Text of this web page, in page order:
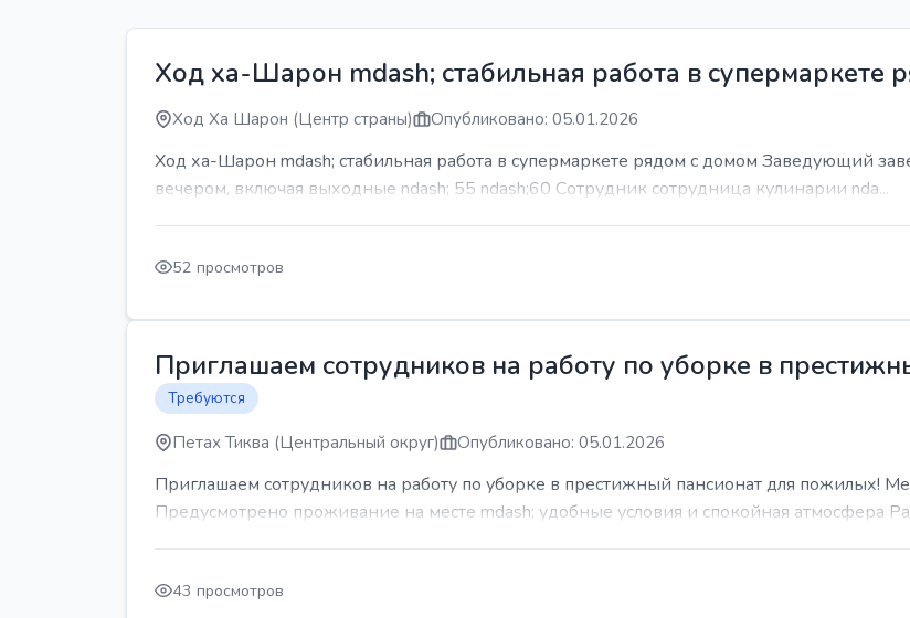
Ход ха-Шарон mdash; стабильная работа в супермаркете
Ход Ха Шарон (Центр страны) Опубликовано: 05.01.2026
Ход ха-Шарон mdash; стабильная работа в супермаркете рядом с домом Заведующий
вечером, включая выходные ndash; 55 ndash;60 Сотрудник сотрудница кулинарии nda...
52 просмотров
Приглашаем сотрудников на работу по уборке в
Требуются
Петах Тиква (Центральный округ) Опубликовано: 05.01.2026
Приглашаем сотрудников на работу по уборке в престижный пансионат для пожилых!
Предусмотрено проживание на месте mdash; удобные условия и спокойная атмосфера
43 просмотров